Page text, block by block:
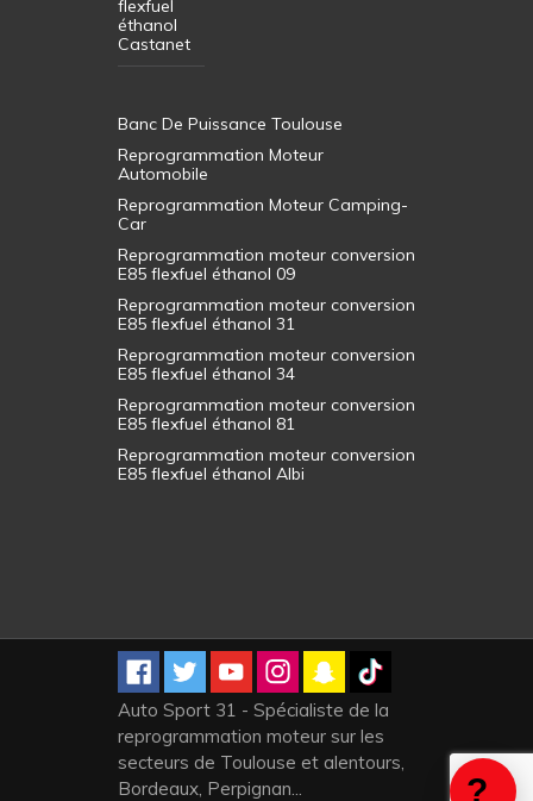
flexfuel
éthanol
Castanet
Banc De Puissance Toulouse
Reprogrammation Moteur
Automobile
Reprogrammation Moteur Camping-
Car
Reprogrammation moteur conversion
E85 flexfuel éthanol 09
Reprogrammation moteur conversion
E85 flexfuel éthanol 31
Reprogrammation moteur conversion
E85 flexfuel éthanol 34
Reprogrammation moteur conversion
E85 flexfuel éthanol 81
Reprogrammation moteur conversion
E85 flexfuel éthanol Albi
Auto Sport 31 - Spécialiste de la
reprogrammation moteur sur les
secteurs de Toulouse et alentours,
Bordeaux, Perpignan...